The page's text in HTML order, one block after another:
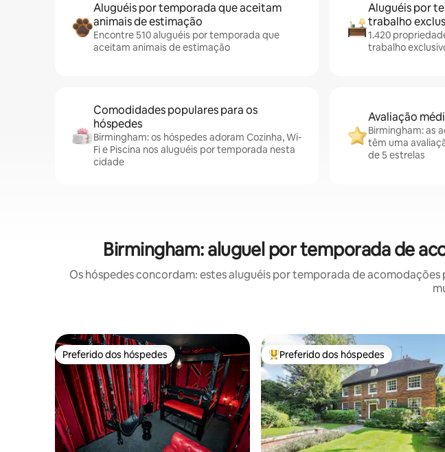
Aluguéis por temporada que aceitam
animais de estimação
Encontre 510 aluguéis por temporada que
aceitam animais de estimação
Aluguéis por
trabalho
1.420
trabalho
Comodidades populares para os
hóspedes
Birmingham: os hóspedes adoram Cozinha, Wi-
Fi e Piscina nos aluguéis por temporada nesta
cidade
Avaliação
Birmingham: as
têm uma
de 5 estrelas
Birmingham: aluguel por temporada de
Os hóspedes concordam: estes aluguéis por temporada de
Preferido dos hóspedes
Preferido dos hóspedes Entre os melhores preferidos dos
Preferido dos hóspedes